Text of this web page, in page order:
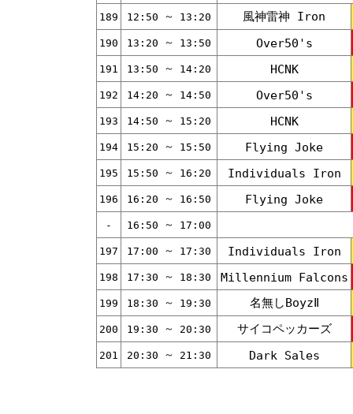
189 12:50 ～ 13:20 風神雷神 Iron
190 13:20 ～ 13:50 Over50's
191 13:50 ～ 14:20 HCNK
192 14:20 ～ 14:50 Over50's
193 14:50 ～ 15:20 HCNK
194 15:20 ～ 15:50 Flying Joke
195 15:50 ～ 16:20 Individuals Iron
196 16:20 ～ 16:50 Flying Joke
- 16:50 ～ 17:00
197 17:00 ～ 17:30 Individuals Iron
198 17:30 ～ 18:30 Millennium Falcons
199 18:30 ～ 19:30 名無しBoyzⅡ
200 19:30 ～ 20:30 サイコペッカーズ
201 20:30 ～ 21:30 Dark Sales